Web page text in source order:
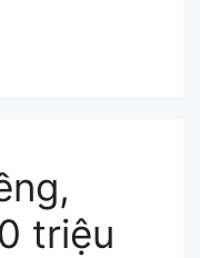
triệu